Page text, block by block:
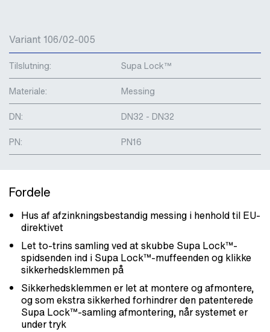
Variant 106/02-005
Tilslutning:
Supa Lock™
Materiale:
Messing
DN:
DN32 - DN32
PN:
PN16
Fordele
Hus af afzinkningsbestandig messing i henhold til EU-
direktivet
Let to-trins samling ved at skubbe Supa Lock™-
spidsenden ind i Supa Lock™-muffeenden og klikke
sikkerhedsklemmen på
Sikkerhedsklemmen er let at montere og afmontere,
og som ekstra sikkerhed forhindrer den patenterede
Supa Lock™-samling afmontering, når systemet er
under tryk